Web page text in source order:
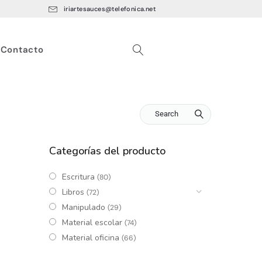
iriartesauces@telefonica.net
Contacto
Search
Categorías del producto
Escritura (80)
Libros (72)
Manipulado (29)
Material escolar (74)
Material oficina (66)